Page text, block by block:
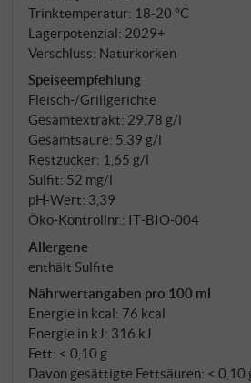
Waldbeeren und einem Hauch
fruchtig-frisch, mit weichen
animierender Länge.
Trinktemperatur: 18‑20 °C
Lagerpotenzial: 2029+
Verschluss: Naturkorken
Speiseempfehlung
Fleisch‑/Grillgerichte
Gesamtextrakt: 29,78 g/l
Gesamtsäure: 5,39 g/l
Restzucker: 1,65 g/l
Sulfit: 52 mg/l
pH-Wert: 3,39
Öko-Kontrollnr.: IT‑BIO‑004
Allergene
enthält Sulfite
Nährwertangaben pro 100 ml
Energie in kcal: 76 kcal
Energie in kJ: 316 kJ
Fett: < 0,10 g
Davon gesättigte Fettsäuren: < 0,10